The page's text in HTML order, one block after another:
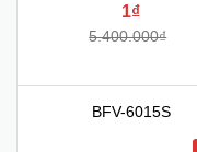
1₫
5.400.000₫
BFV-6015S